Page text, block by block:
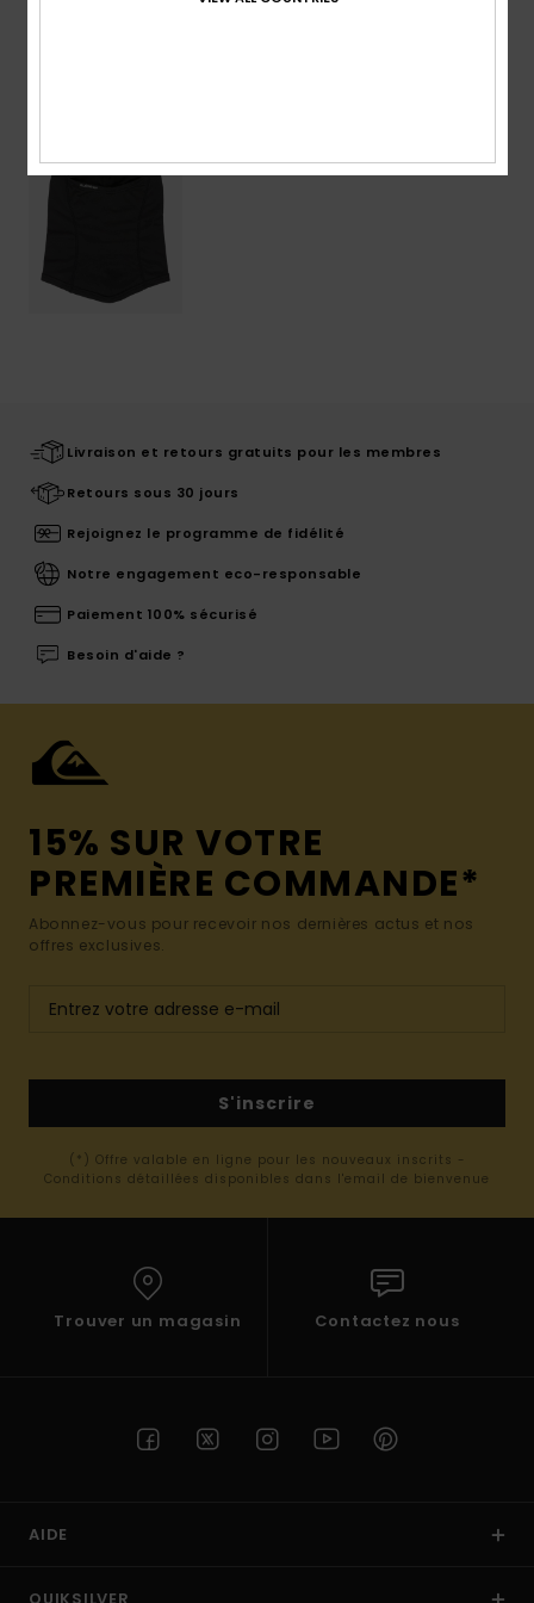
Livraison et retours gratuits pour les membres
Retours sous 30 jours
Rejoignez le programme de fidélité
Notre engagement eco-responsable
Paiement 100% sécurisé
Besoin d'aide ?
15% SUR VOTRE
PREMIÈRE COMMANDE*
Abonnez-vous pour recevoir nos dernières actus et nos
offres exclusives.
S'inscrire
(*) Offre valable en ligne pour les nouveaux inscrits -
Conditions détaillées disponibles dans l'email de bienvenue
Trouver un magasin Contactez nous
AIDE